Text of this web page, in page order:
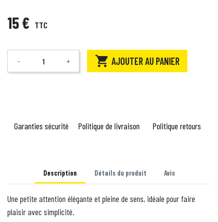
15 € TTC
Quantité
- +  AJOUTER AU PANIER
Garanties sécurité Politique de livraison Politique retours
Description Détails du produit Avis
Une petite attention élégante et pleine de sens, idéale pour faire
plaisir avec simplicité.